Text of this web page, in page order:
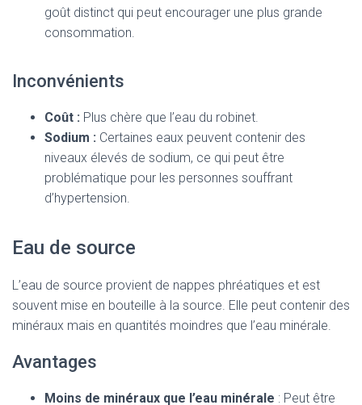
goût distinct qui peut encourager une plus grande
consommation.
Inconvénients
Coût : Plus chère que l’eau du robinet.
Sodium : Certaines eaux peuvent contenir des
niveaux élevés de sodium, ce qui peut être
problématique pour les personnes souffrant
d’hypertension.
Eau de source
L’eau de source provient de nappes phréatiques et est
souvent mise en bouteille à la source. Elle peut contenir des
minéraux mais en quantités moindres que l’eau minérale.
Avantages
Moins de minéraux que l’eau minérale : Peut être